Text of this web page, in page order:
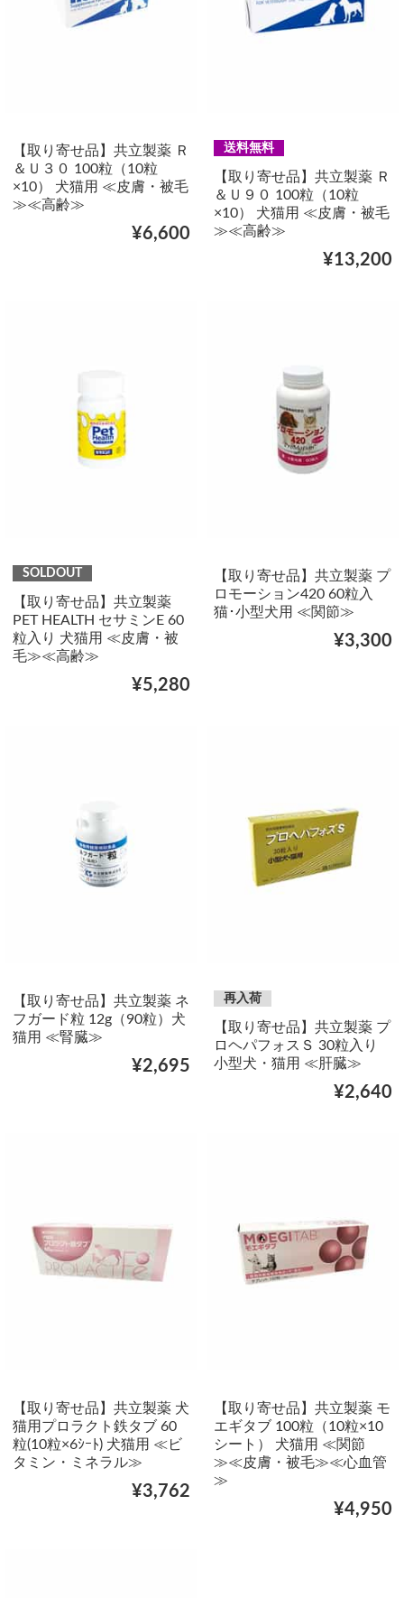
【取り寄せ品】共立製薬 Ｒ
＆Ｕ３０ 100粒（10粒
×10） 犬猫用 ≪皮膚・被毛
≫≪高齢≫
¥6,600
送料無料
【取り寄せ品】共立製薬 Ｒ
＆Ｕ９０ 100粒（10粒
×10） 犬猫用 ≪皮膚・被毛
≫≪高齢≫
¥13,200
SOLDOUT
【取り寄せ品】共立製薬
PET HEALTH セサミンE 60
粒入り 犬猫用 ≪皮膚・被
毛≫≪高齢≫
¥5,280
【取り寄せ品】共立製薬 プ
ロモーション420 60粒入
猫･小型犬用 ≪関節≫
¥3,300
【取り寄せ品】共立製薬 ネ
フガード粒 12g（90粒）犬
猫用 ≪腎臓≫
¥2,695
再入荷
【取り寄せ品】共立製薬 プ
ロヘパフォスＳ 30粒入り
小型犬・猫用 ≪肝臓≫
¥2,640
【取り寄せ品】共立製薬 犬
猫用プロラクト鉄タブ 60
粒(10粒×6ｼｰﾄ) 犬猫用 ≪ビ
タミン・ミネラル≫
¥3,762
【取り寄せ品】共立製薬 モ
エギタブ 100粒（10粒×10
シート） 犬猫用 ≪関節
≫≪皮膚・被毛≫≪心血管
≫
¥4,950